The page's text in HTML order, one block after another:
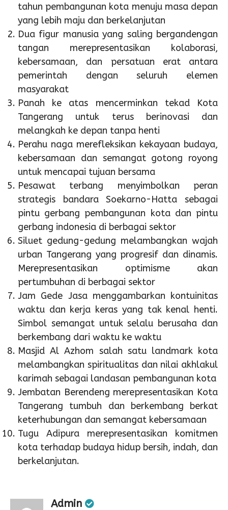
tahun pembangunan kota menuju masa depan
yang lebih maju dan berkelanjutan
Dua figur manusia yang saling bergandengan
tangan merepresentasikan kolaborasi,
kebersamaan, dan persatuan erat antara
pemerintah dengan seluruh elemen
masyarakat
Panah ke atas mencerminkan tekad Kota
Tangerang untuk terus berinovasi dan
melangkah ke depan tanpa henti
Perahu naga merefleksikan kekayaan budaya,
kebersamaan dan semangat gotong royong
untuk mencapai tujuan bersama
Pesawat terbang menyimbolkan peran
strategis bandara Soekarno-Hatta sebagai
pintu gerbang pembangunan kota dan pintu
gerbang indonesia di berbagai sektor
Siluet gedung-gedung melambangkan wajah
urban Tangerang yang progresif dan dinamis.
Merepresentasikan optimisme akan
pertumbuhan di berbagai sektor
Jam Gede Jasa menggambarkan kontuinitas
waktu dan kerja keras yang tak kenal henti.
Simbol semangat untuk selalu berusaha dan
berkembang dari waktu ke waktu
Masjid Al Azhom salah satu landmark kota
melambangkan spiritualitas dan nilai akhlakul
karimah sebagai landasan pembangunan kota
Jembatan Berendeng merepresentasikan Kota
Tangerang tumbuh dan berkembang berkat
keterhubungan dan semangat kebersamaan
Tugu Adipura merepresentasikan komitmen
kota terhadap budaya hidup bersih, indah, dan
berkelanjutan.
Admin